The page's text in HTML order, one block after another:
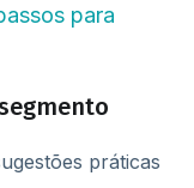
para
práticas